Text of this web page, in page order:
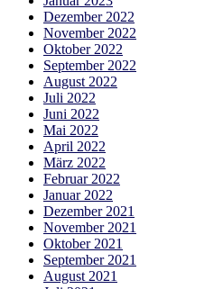
Dezember 2022
November 2022
Oktober 2022
September 2022
August 2022
Juli 2022
Juni 2022
Mai 2022
April 2022
März 2022
Februar 2022
Januar 2022
Dezember 2021
November 2021
Oktober 2021
September 2021
August 2021